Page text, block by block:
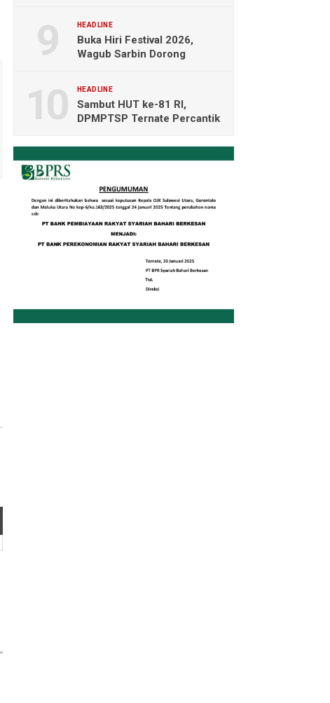
HEADLINE
Buka Hiri Festival 2026,
Wagub Sarbin Dorong
HEADLINE
Sambut HUT ke-81 RI,
DPMPTSP Ternate Percantik
Merah Putih